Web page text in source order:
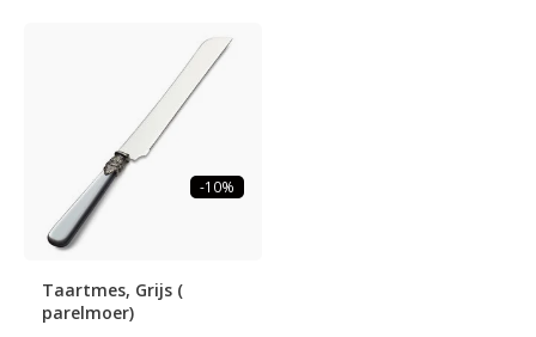
-10%
Taartmes, Grijs (
parelmoer)